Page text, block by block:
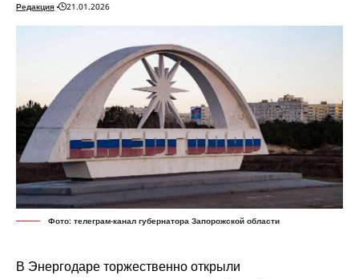
Редакция 21.01.2026
Фото: телеграм-канал губернатора Запорожской области
В Энергодаре торжественно открыли